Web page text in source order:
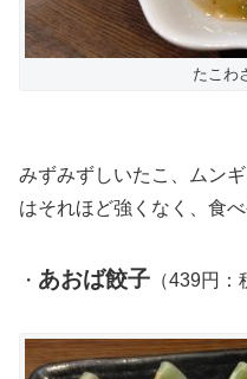
たこわ
みずみずしいたこ、ムン
はそれほど強くなく、食べ
・ あおば餃子 （439円：